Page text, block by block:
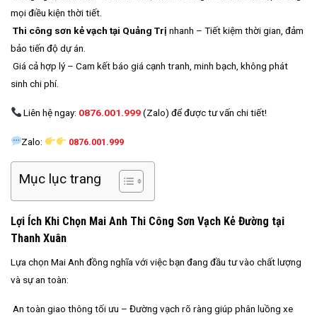
mọi điều kiện thời tiết.
Thi công sơn kẻ vạch tại Quảng Trị nhanh – Tiết kiệm thời gian, đảm
bảo tiến độ dự án.
Giá cả hợp lý – Cam kết báo giá cạnh tranh, minh bạch, không phát
sinh chi phí.
Liên hệ ngay: 0876.001.999 (Zalo) để được tư vấn chi tiết!
Zalo: 0876.001.999
Mục lục trang
Lợi Ích Khi Chọn Mai Anh Thi Công Sơn Vạch Kẻ Đường tại
Thanh Xuân
Lựa chọn Mai Anh đồng nghĩa với việc bạn đang đầu tư vào chất lượng
và sự an toàn:
An toàn giao thông tối ưu – Đường vạch rõ ràng giúp phân luồng xe